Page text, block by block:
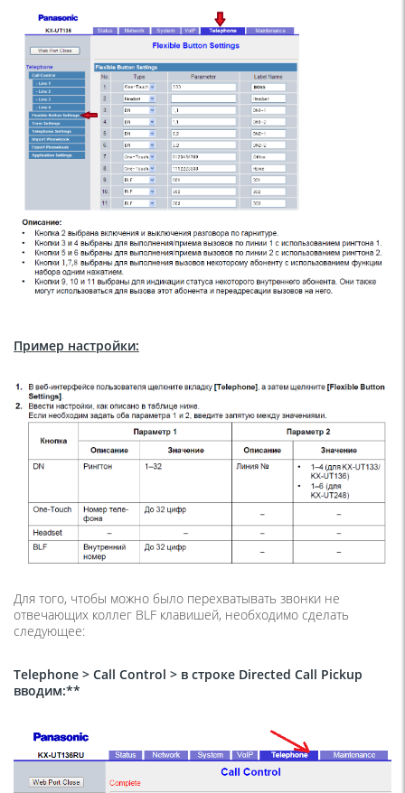
Пример настройки:
Для того, чтобы можно было перехватывать звонки не
отвечающих коллег BLF клавишей, необходимо сделать
следующее:
Telephone > Call Control > в строке Directed Call Pickup
вводим:**